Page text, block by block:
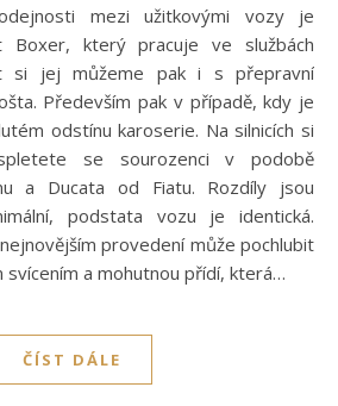
mezi užitkovými vozy je
Boxer, který pracuje ve službách
si jej můžeme pak i s přepravní
Především pak v případě, kdy je
odstínu karoserie. Na silnicích si
se sourozenci v podobě
a Ducata od Fiatu. Rozdíly jsou
podstata vozu je identická.
provedení může pochlubit
svícením a mohutnou přídí, která…
ČÍST DÁLE